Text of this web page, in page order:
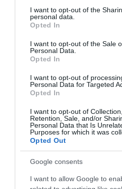
not limited to your visit or usage
grant or deny consent to Google
use your data for below specified
consent section.
I want to opt-out of the
personal data.
Opted In
I want to opt-out of the Sale
Personal Data.
Opted In
I want to opt-out of
Personal Data for Targeted
Opted In
I want to opt-out of
Retention, Sale, and/or
Personal Data that Is
Purposes for which it was
Opted Out
Google consents
I want to allow Google to
2020. Május 7.
ehetetlen,
Apagyi Attila
Szerintem
kifognom
rendeltem,
íze, mind